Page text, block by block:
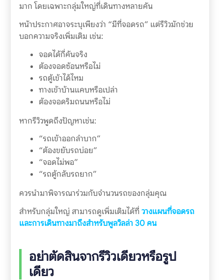
มาก โดยเฉพาะกลุ่มใหญ่ที่เดินทางหลายคัน
หน้าประกาศอาจระบุเพียงว่า “มีที่จอดรถ” แต่รีวิวมักช่วย
บอกความจริงเพิ่มเติม เช่น:
จอดได้กี่คันจริง
ต้องจอดซ้อนหรือไม่
รถตู้เข้าได้ไหม
ทางเข้าบ้านแคบหรือเปล่า
ต้องจอดริมถนนหรือไม่
หากรีวิวพูดถึงปัญหาเช่น:
“รถเข้าออกลำบาก”
“ต้องขยับรถบ่อย”
“จอดไม่พอ”
“รถตู้กลับรถยาก”
ควรนำมาพิจารณาร่วมกับจำนวนรถของกลุ่มคุณ
สำหรับกลุ่มใหญ่ สามารถดูเพิ่มเติมได้ที่ วางแผนที่จอดรถ
และการเดินทางมาถึงสำหรับพูลวิลล่า 30 คน
อย่าตัดสินจากรีวิวเดียวหรือรูป
เดียว